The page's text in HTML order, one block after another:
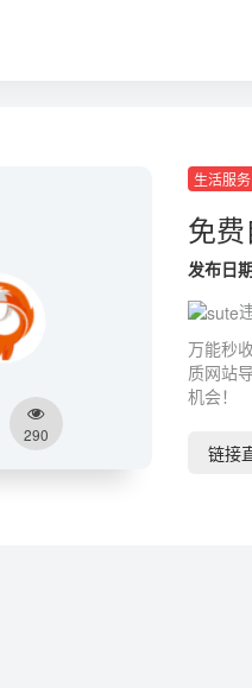
290
生活服务
免
发布日期
万能秒
质网站
机会！
链接